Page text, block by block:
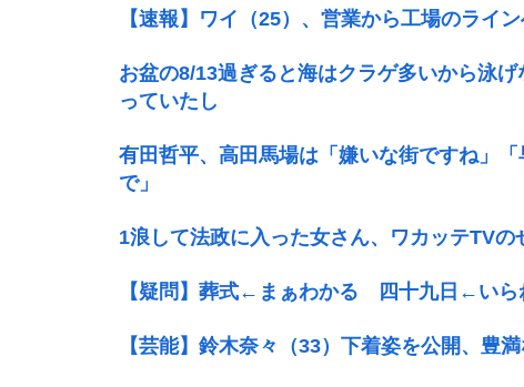
【速報】ワイ（25）、営業から工場のライ
お盆の8/13過ぎると海はクラゲ多いから泳
っていたし
有田哲平、高田馬場は「嫌いな街ですね」
で」
1浪して法政に入った女さん、ワカッテTVの
【疑問】葬式←まぁわかる 四十九日←いら
【芸能】鈴木奈々（33）下着姿を公開、豊